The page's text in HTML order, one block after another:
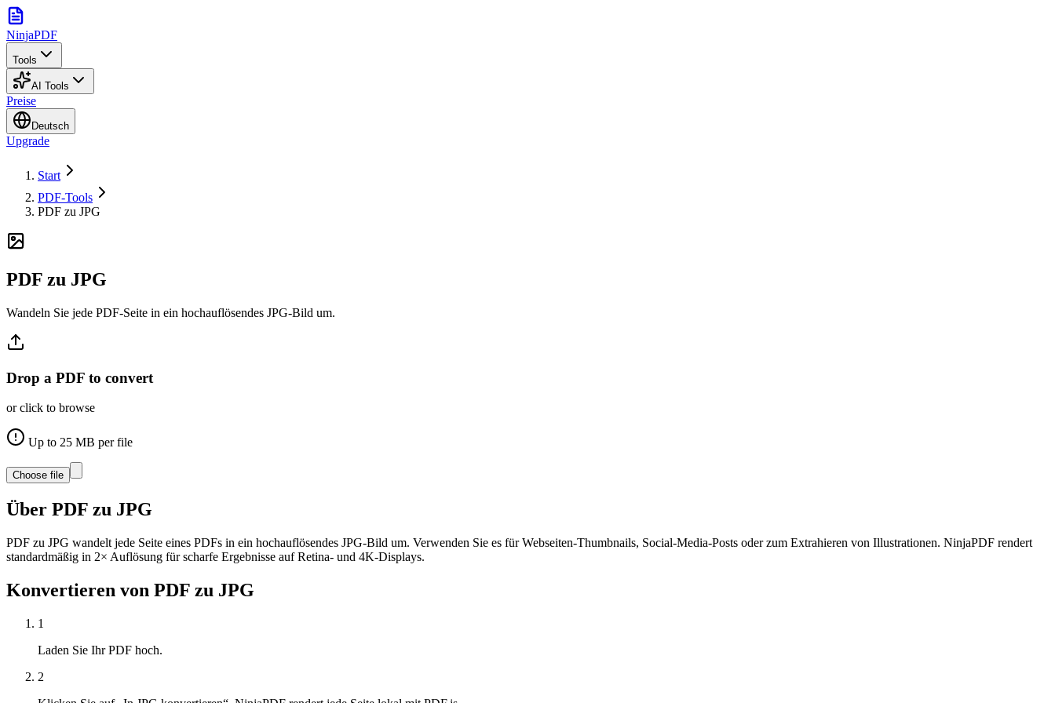
NinjaPDF
Tools
AI Tools
Preise
Deutsch
Upgrade
Start
PDF-Tools
PDF zu JPG
PDF zu JPG
Wandeln Sie jede PDF-Seite in ein hochauflösendes JPG-Bild um.
Drop a PDF to convert
or click to browse
Up to 25 MB per file
Choose file
Über PDF zu JPG
PDF zu JPG wandelt jede Seite eines PDFs in ein hochauflösendes JPG-Bild um. Verwenden Sie es für Webseiten-Thumbnails, Social-Media-Posts oder zum Extrahieren von Illustrationen. NinjaPDF rendert
standardmäßig in 2× Auflösung für scharfe Ergebnisse auf Retina- und 4K-Displays.
Konvertieren von PDF zu JPG
1
Laden Sie Ihr PDF hoch.
2